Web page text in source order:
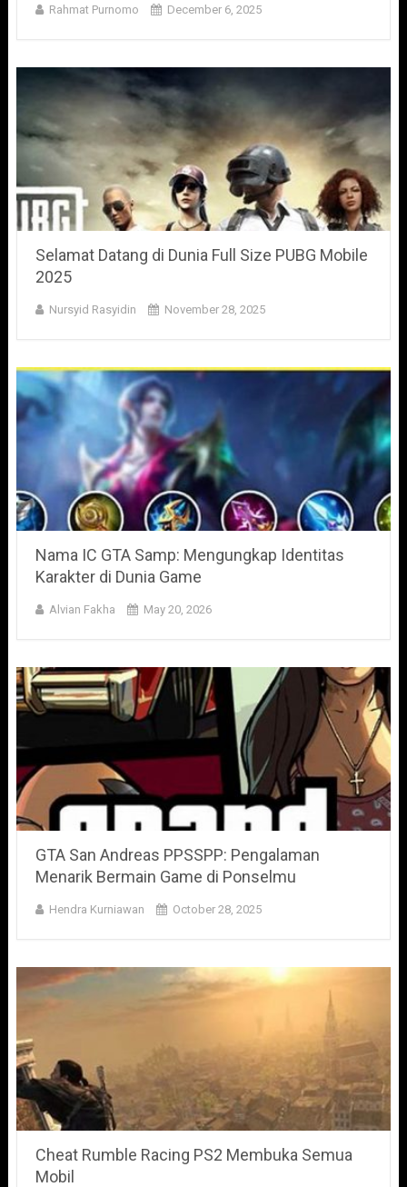
Rahmat Purnomo December 6, 2025
Selamat Datang di Dunia Full Size PUBG Mobile
2025
Nursyid Rasyidin November 28, 2025
Nama IC GTA Samp: Mengungkap Identitas
Karakter di Dunia Game
Alvian Fakha May 20, 2026
GTA San Andreas PPSSPP: Pengalaman
Menarik Bermain Game di Ponselmu
Hendra Kurniawan October 28, 2025
Cheat Rumble Racing PS2 Membuka Semua
Mobil